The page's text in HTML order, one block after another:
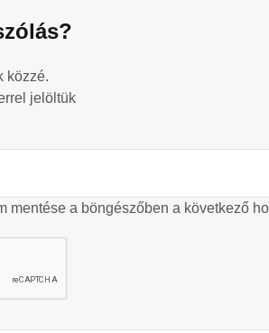
közzé.
jelöltük
mentése a böngészőben a következő